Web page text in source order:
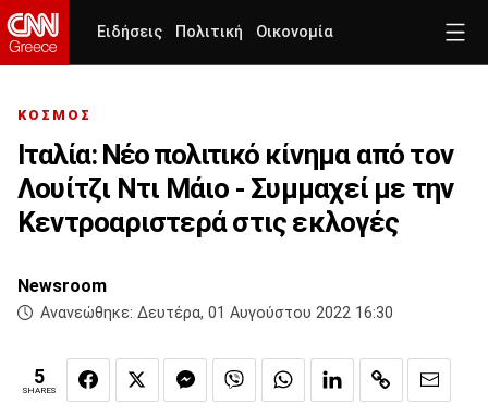
Ειδήσεις Πολιτική Οικονομία
ΚΟΣΜΟΣ
Ιταλία: Νέο πολιτικό κίνημα από τον
Λουίτζι Ντι Μάιο - Συμμαχεί με την
Κεντροαριστερά στις εκλογές
Newsroom
Ανανεώθηκε: Δευτέρα, 01 Αυγούστου 2022 16:30
5
SHARES